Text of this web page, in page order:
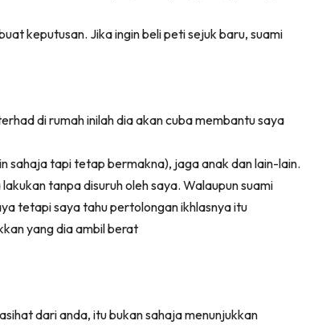
keputusan. Jika ingin beli peti sejuk baru, suami
di rumah inilah dia akan cuba membantu saya
sahaja tapi tetap bermakna), jaga anak dan lain-lain.
tanpa disuruh oleh saya. Walaupun suami
tetapi saya tahu pertolongan ikhlasnya itu
yang dia ambil berat
dari anda, itu bukan sahaja menunjukkan